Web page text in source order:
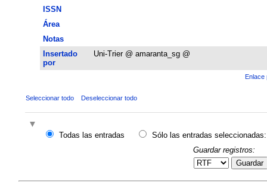
ISSN
Área
Notas
Insertado
por
Uni-Trier @ amaranta_sg @
Enlace
Seleccionar todo Deseleccionar todo
Todas las entradas
Sólo las entradas seleccionadas:
Guardar registros:
Guardar